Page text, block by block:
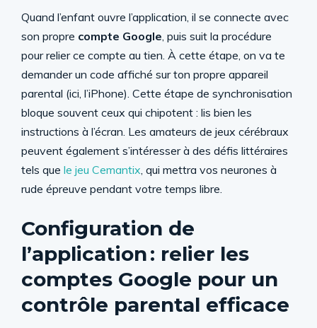
Quand l’enfant ouvre l’application, il se connecte avec
son propre compte Google, puis suit la procédure
pour relier ce compte au tien. À cette étape, on va te
demander un code affiché sur ton propre appareil
parental (ici, l’iPhone). Cette étape de synchronisation
bloque souvent ceux qui chipotent : lis bien les
instructions à l’écran. Les amateurs de jeux cérébraux
peuvent également s’intéresser à des défis littéraires
tels que le jeu Cemantix, qui mettra vos neurones à
rude épreuve pendant votre temps libre.
Configuration de
l’application : relier les
comptes Google pour un
contrôle parental efficace